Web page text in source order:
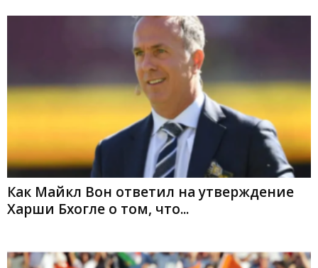
Как Майкл Вон ответил на утверждение
Харши Бхогле о том, что...